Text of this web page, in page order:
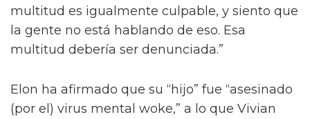
multitud es igualmente culpable, y siento que
la gente no está hablando de eso. Esa
multitud debería ser denunciada.”
Elon ha afirmado que su “hijo” fue “asesinado
(por el) virus mental woke,” a lo que Vivian